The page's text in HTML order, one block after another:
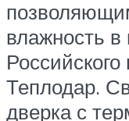
влажность в
Теплодар.
дверка с